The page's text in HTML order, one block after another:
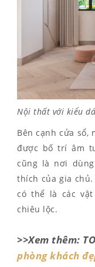
Nội thất với kiểu
Bên cạnh cửa sổ,
được bố trí âm
cũng là nơi
thích của gia
có thể là các
chiêu lộc.
>>Xem thêm:
phòng khách